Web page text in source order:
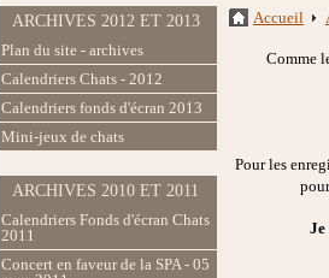
ARCHIVES 2012 ET 2013
Plan du site - archives
Calendriers Chats - 2012
Calendriers fonds d'écran 2013
Mini-jeux de chats
ARCHIVES 2010 ET 2011
Calendriers Fonds d'écran Chats
2011
Concert en faveur de la SPA - 05
Accueil
Comme
Pour les
Je